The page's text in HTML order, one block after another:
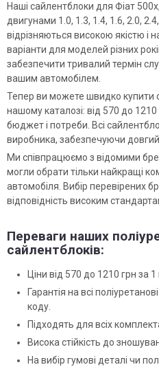
Наші сайлентблоки для Фіат
двигунами 1.0, 1.3, 1.4, 1.6, 2.0,
відрізняються високою якістю і
варіанти для моделей різних
забезпечити тривалий термін
вашим автомобілем.
Тепер ви можете швидко купити
нашому каталозі: від 570 до
бюджет і потреби. Всі
виробника, забезпечуючи
Ми співпрацюємо з відомими
могли обрати тільки найкращі
автомобіля. Вибір перевірених
відповідність високим
Переваги наших
сайлентблоків:
Ціни від 570 до 1210 грн за 1
Гарантія на всі
коду.
Підходять для всіх
Висока стійкість до
На вибір гумові деталі чи